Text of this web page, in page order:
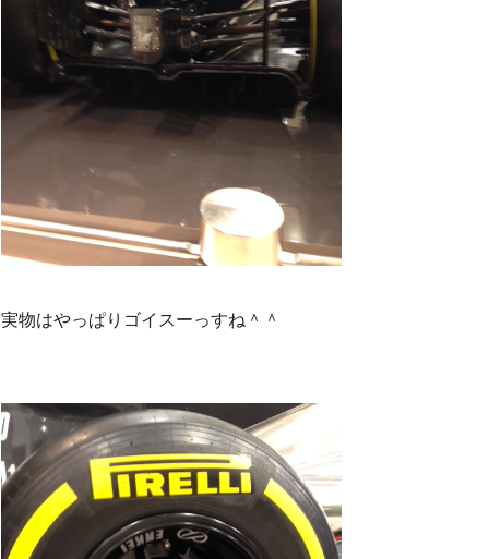
実物はやっぱりゴイスーっすね＾＾